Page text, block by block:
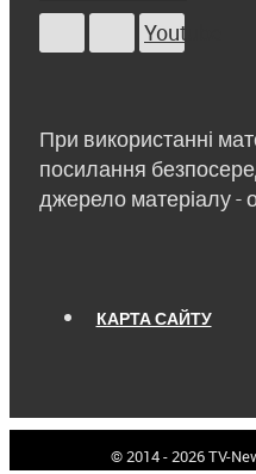
Youtube
При використанні
посилання
джерело матеріалу -
КАРТА САЙТУ
© 2014 - 2026 TV-